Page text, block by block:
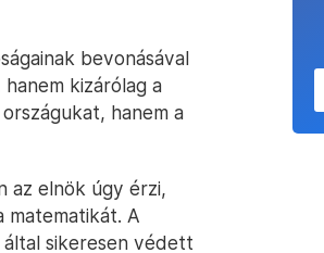
bevonásával
kizárólag a
hanem a
az elnök úgy érzi,
matematikát. A
sikeresen védett